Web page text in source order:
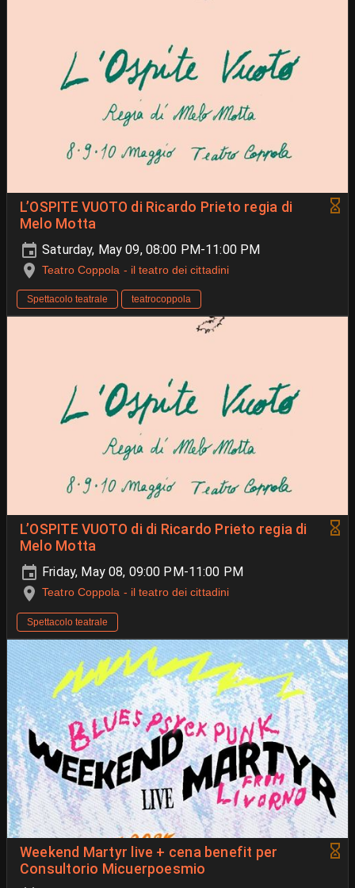
L’OSPITE VUOTO di Ricardo Prieto regia di
Melo Motta
Saturday, May 09, 08:00 PM-11:00 PM
Teatro Coppola - il teatro dei cittadini
Spettacolo teatrale teatrocoppola
L’OSPITE VUOTO di di Ricardo Prieto regia di
Melo Motta
Friday, May 08, 09:00 PM-11:00 PM
Teatro Coppola - il teatro dei cittadini
Spettacolo teatrale
Weekend Martyr live + cena benefit per
Consultorio Micuerpoesmio